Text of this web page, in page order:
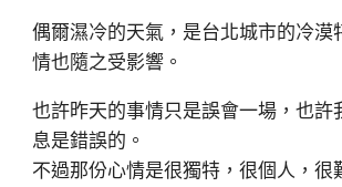
偶爾濕冷的天氣，是台北城市的冷漠
情也隨之受影響。
也許昨天的事情只是誤會一場，也許
息是錯誤的。
不過那份心情是很獨特，很個人，很